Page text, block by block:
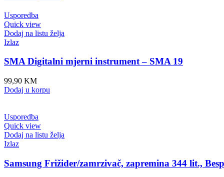
Usporedba
Quick view
Dodaj na listu želja
Izlaz
SMA Digitalni mjerni instrument – SMA 19
99,90 KM
Dodaj u korpu
Usporedba
Quick view
Dodaj na listu želja
Izlaz
Samsung Frižider/zamrzivač, zapremina 344 lit.,